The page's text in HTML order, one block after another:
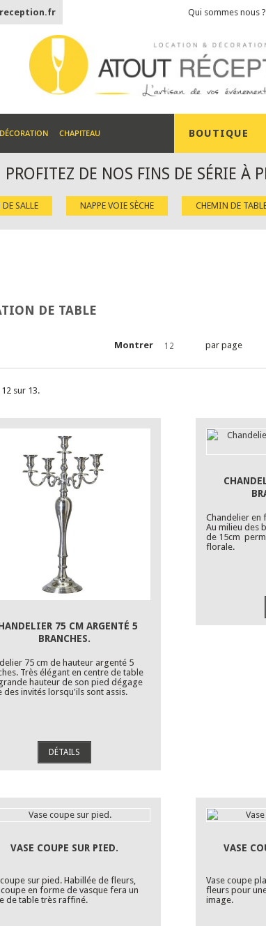
Qui sommes nous ?
DÉCORATION CHAPITEAU BOUTIQUE
PROFITEZ DE NOS FINS DE SÉRIE À
SALLE NAPPE VOIE SÈCHE CHEMIN DE
DE TABLE
Montrer 12 par page
sur 13.
75 CM ARGENTÉ 5
BRANCHES.
75 cm de hauteur argenté 5
Très élégant en centre de table
hauteur de son pied dégage
des invités lorsqu'ils sont assis.
DÉTAILS
Chandelier en
Au milieu des
de 15cm
florale.
VASE COUPE SUR PIED.
sur pied. Habillée de fleurs,
en forme de vasque fera un
de table très raffiné.
VASE
Vase coupe
fleurs pour
image.